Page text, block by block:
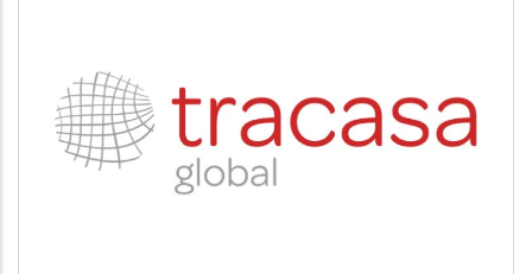
TRACASA
Servicios tecnológicos y modernización